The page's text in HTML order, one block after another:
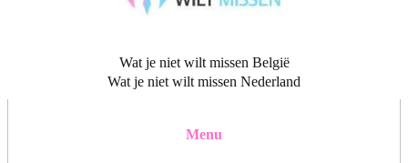
Wat je niet wilt missen België
Wat je niet wilt missen Nederland
Menu